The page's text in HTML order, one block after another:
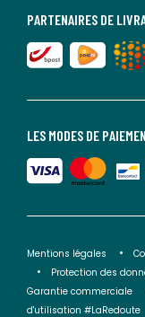
LES MODES DE
PARTENAIRES DE
Mentions légales
Protection des
Garantie commerciale
d'utilisation #LaRedoute